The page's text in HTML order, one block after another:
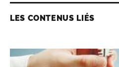
LES CONTENUS LIÉS